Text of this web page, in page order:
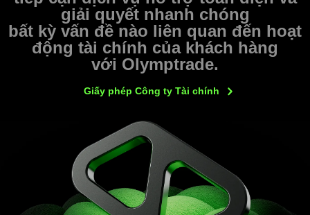
giải quyết nhanh chóng
bất kỳ vấn đề nào liên quan đến hoạt
động tài chính của khách hàng
với Olymptrade.
Giấy phép Công ty Tài chính